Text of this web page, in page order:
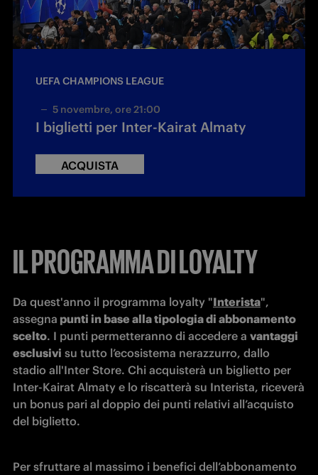
UEFA CHAMPIONS LEAGUE
5 novembre, ore 21:00
I biglietti per Inter-Kairat Almaty
ACQUISTA
IL PROGRAMMA DI LOYALTY
Da quest'anno il programma loyalty "Interista",
assegna punti in base alla tipologia di abbonamento
scelto. I punti permetteranno di accedere a vantaggi
esclusivi su tutto l’ecosistema nerazzurro, dallo
stadio all'Inter Store. Chi acquisterà un biglietto per
Inter-Kairat Almaty e lo riscatterà su Interista, riceverà
un bonus pari al doppio dei punti relativi all’acquisto
del biglietto.
Per sfruttare al massimo i benefici dell’abbonamento